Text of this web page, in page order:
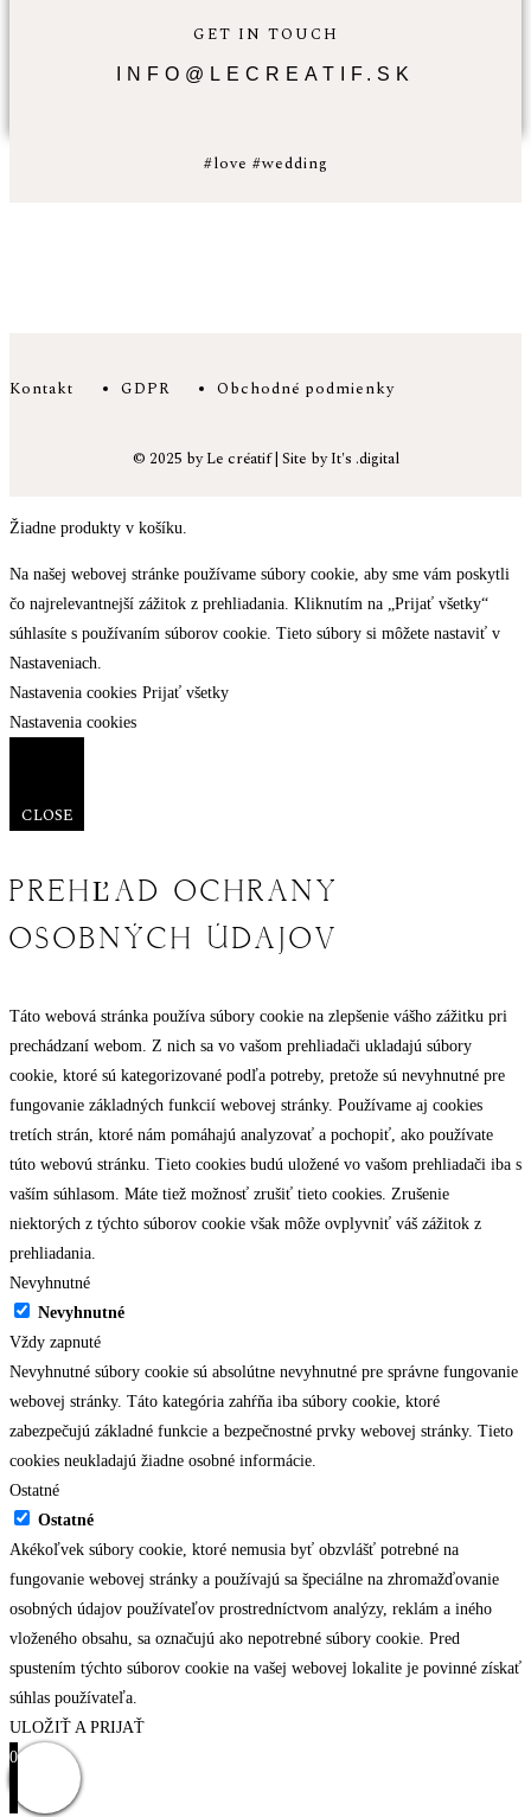
GET IN TOUCH
INFO@LECREATIF.SK
#love #wedding
Kontakt GDPR Obchodné podmienky
© 2025 by Le créatif | Site by It's .digital
Žiadne produkty v košíku.
Na našej webovej stránke používame súbory cookie, aby sme vám poskytli
čo najrelevantnejší zážitok z prehliadania. Kliknutím na „Prijať všetky“
súhlasíte s používaním súborov cookie. Tieto súbory si môžete nastaviť v
Nastaveniach.
Nastavenia cookies Prijať všetky
Nastavenia cookies
CLOSE
PREHĽAD OCHRANY
OSOBNÝCH ÚDAJOV
Táto webová stránka používa súbory cookie na zlepšenie vášho zážitku pri
prechádzaní webom. Z nich sa vo vašom prehliadači ukladajú súbory
cookie, ktoré sú kategorizované podľa potreby, pretože sú nevyhnutné pre
fungovanie základných funkcií webovej stránky. Používame aj cookies
tretích strán, ktoré nám pomáhajú analyzovať a pochopiť, ako používate
túto webovú stránku. Tieto cookies budú uložené vo vašom prehliadači iba s
vaším súhlasom. Máte tiež možnosť zrušiť tieto cookies. Zrušenie
niektorých z týchto súborov cookie však môže ovplyvniť váš zážitok z
prehliadania.
Nevyhnutné
Nevyhnutné
Vždy zapnuté
Nevyhnutné súbory cookie sú absolútne nevyhnutné pre správne fungovanie
webovej stránky. Táto kategória zahŕňa iba súbory cookie, ktoré
zabezpečujú základné funkcie a bezpečnostné prvky webovej stránky. Tieto
cookies neukladajú žiadne osobné informácie.
Ostatné
Ostatné
Akékoľvek súbory cookie, ktoré nemusia byť obzvlášť potrebné na
fungovanie webovej stránky a používajú sa špeciálne na zhromažďovanie
osobných údajov používateľov prostredníctvom analýzy, reklám a iného
vloženého obsahu, sa označujú ako nepotrebné súbory cookie. Pred
spustením týchto súborov cookie na vašej webovej lokalite je povinné získať
súhlas používateľa.
ULOŽIŤ A PRIJAŤ
0